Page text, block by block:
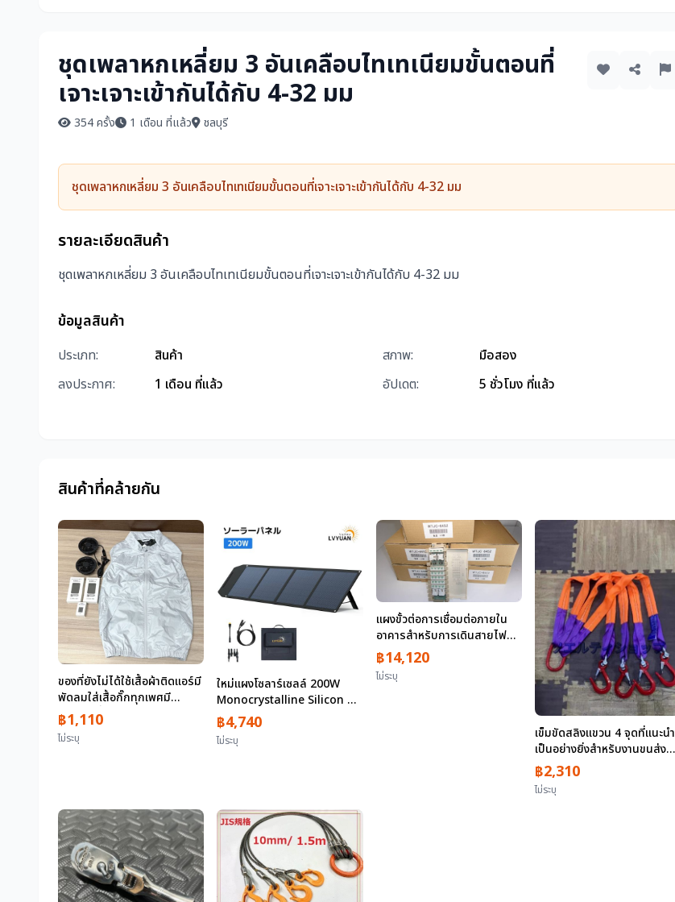
ชุดเพลาหกเหลี่ยม 3 อันเคลือบไทเทเนียมขั้นตอนที่
เจาะเจาะเข้ากันได้กับ 4-32 มม
354 ครั้ง 1 เดือน ที่แล้ว ชลบุรี
ชุดเพลาหกเหลี่ยม 3 อันเคลือบไทเทเนียมขั้นตอนที่เจาะเจาะเข้ากันได้กับ 4-32 มม
รายละเอียดสินค้า
ชุดเพลาหกเหลี่ยม 3 อันเคลือบไทเทเนียมขั้นตอนที่เจาะเจาะเข้ากันได้กับ 4-32 มม
ข้อมูลสินค้า
ประเภท: สินค้า สภาพ:
มือสอง
ลงประกาศ:
1 เดือน ที่แล้ว อัปเดต: 5 ชั่วโมง ที่แล้ว
สินค้าที่คล้ายกัน
ของที่ยังไม่ได้ใช้เสื้อผ้าติดแอร์มี
พัดลมใส่เสื้อกั๊กทุกเพศมี
แบตเตอรี่/ชุดควบคุมซักได้ไซส์
L สีขาว (No-GI)
฿1,110
ไม่ระบุ
ใหม่แผงโซลาร์เซลล์ 200W
Monocrystalline Silicon พับ
ได้ 22.5% ประสิทธิภาพการ
แลกเปลี่ยนสูง
DC23.6V/47.2V ข้อมูลจำเพาะ
฿4,740
ไม่ระบุ
แผงขั้วต่อการเชื่อมต่อภายใน
อาคารสำหรับการเดินสายไฟ
แบบดาวแบบออปติคัลดิจิทัล
อนาล็อกและโทรศัพท์ผลิตโดย
Watanabe Seisakusho รุ่น
฿14,120
ไม่ระบุ
เข็มขัดสลิงแขวน 4 จุดที่แนะนำ
เป็นอย่างยิ่งสำหรับงานขนส่ง
พร้อมตะขอเหล็กโลหะผสมตะขอ
แขวนทำจากโพลีเอสเตอร์รับน้ำ
หนักการทำงานสูงสุด 5 ตันยาว
฿2,310
ไม่ระบุ